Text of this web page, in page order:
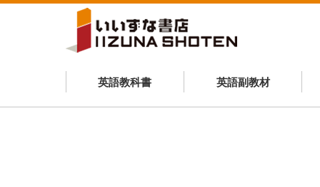
英語教科書 英語副教材